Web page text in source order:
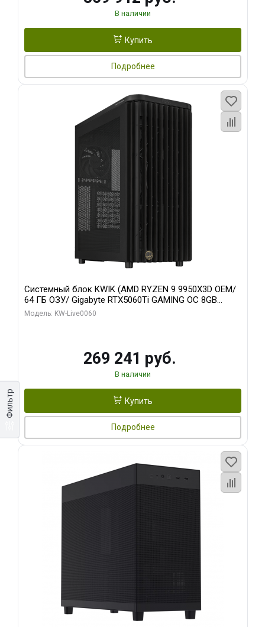
Фильтр
В наличии
Купить
Подробнее
Системный блок KWIK (AMD RYZEN 9 9950X3D OEM/
64 ГБ ОЗУ/ Gigabyte RTX5060Ti GAMING OC 8GB
GDDR7 128bit 3xDP H/ 1 ТБ SSD)
Модель: KW-Live0060
269 241 руб.
В наличии
Купить
Подробнее